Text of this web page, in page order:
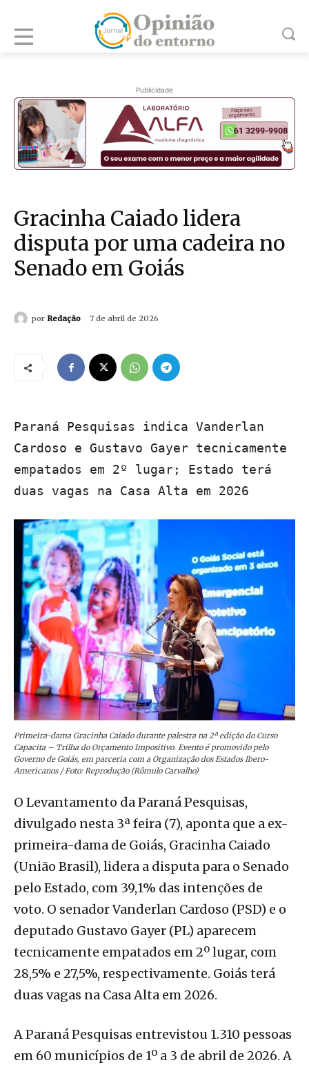
Publicidade
Gracinha Caiado lidera
disputa por uma cadeira no
Senado em Goiás
por Redação 7 de abril de 2026
Paraná Pesquisas indica Vanderlan
Cardoso e Gustavo Gayer tecnicamente
empatados em 2º lugar; Estado terá
duas vagas na Casa Alta em 2026
Primeira-dama Gracinha Caiado durante palestra na 2ª edição do Curso
Capacita – Trilha do Orçamento Impositivo. Evento é promovido pelo
Governo de Goiás, em parceria com a Organização dos Estados Ibero-
Americanos / Foto: Reprodução (Rômulo Carvalho)
O Levantamento da Paraná Pesquisas,
divulgado nesta 3ª feira (7), aponta que a ex-
primeira-dama de Goiás, Gracinha Caiado
(União Brasil), lidera a disputa para o Senado
pelo Estado, com 39,1% das intenções de
voto. O senador Vanderlan Cardoso (PSD) e o
deputado Gustavo Gayer (PL) aparecem
tecnicamente empatados em 2º lugar, com
28,5% e 27,5%, respectivamente. Goiás terá
duas vagas na Casa Alta em 2026.
A Paraná Pesquisas entrevistou 1.310 pessoas
em 60 municípios de 1º a 3 de abril de 2026. A